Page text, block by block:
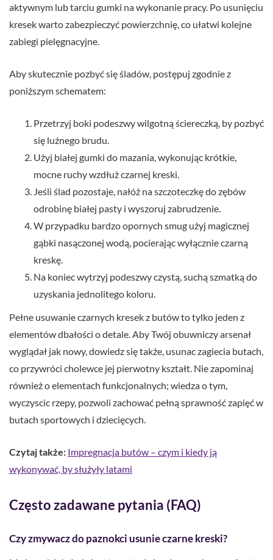
aktywnym lub tarciu gumki na wykonanie pracy. Po usunięciu
kresek warto zabezpieczyć powierzchnię, co ułatwi kolejne
zabiegi pielęgnacyjne.
Aby skutecznie pozbyć się śladów, postępuj zgodnie z
poniższym schematem:
Przetrzyj boki podeszwy wilgotną ściereczką, by pozbyć
się luźnego brudu.
Użyj białej gumki do mazania, wykonując krótkie,
mocne ruchy wzdłuż czarnej kreski.
Jeśli ślad pozostaje, nałóż na szczoteczkę do zębów
odrobinę białej pasty i wyszoruj zabrudzenie.
W przypadku bardzo opornych smug użyj magicznej
gąbki nasączonej wodą, pocierając wyłącznie czarną
kreskę.
Na koniec wytrzyj podeszwy czystą, suchą szmatką do
uzyskania jednolitego koloru.
Pełne usuwanie czarnych kresek z butów to tylko jeden z
elementów dbałości o detale. Aby Twój obuwniczy arsenał
wyglądał jak nowy, dowiedz się także, usunac zagiecia butach,
co przywróci cholewce jej pierwotny kształt. Nie zapominaj
również o elementach funkcjonalnych; wiedza o tym,
wyczyscic rzepy, pozwoli zachować pełną sprawność zapięć w
butach sportowych i dziecięcych.
Czytaj także: Impregnacja butów – czym i kiedy ją
wykonywać, by służyły latami
Często zadawane pytania (FAQ)
Czy zmywacz do paznokci usunie czarne kreski?